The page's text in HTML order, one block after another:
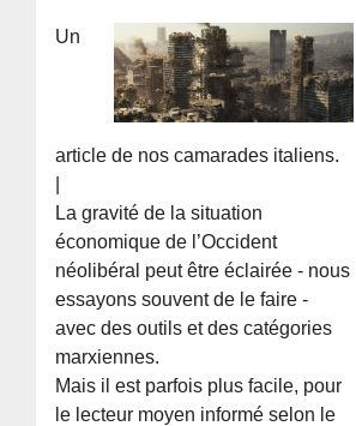
Un
article de nos camarades italiens.
La gravité de la situation
économique de l’Occident
néolibéral peut être éclairée - nous
essayons souvent de le faire -
avec des outils et des catégories
marxiennes.
Mais il est parfois plus facile, pour
le lecteur moyen informé selon le